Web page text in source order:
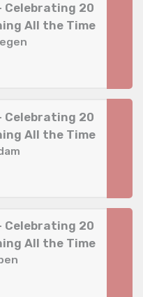
Celebrating 20
All the Time
Celebrating 20
All the Time
Celebrating 20
All the Time